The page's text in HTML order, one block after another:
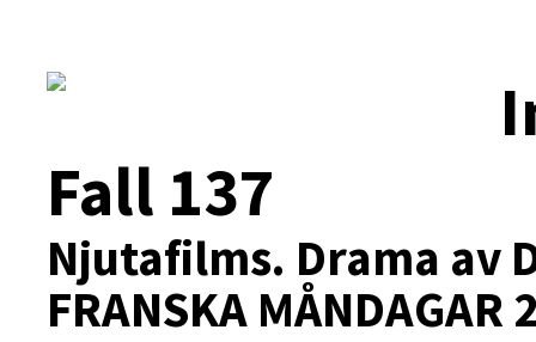
Fall 137
Njutafilms. Drama av
FRANSKA MÅNDAGAR